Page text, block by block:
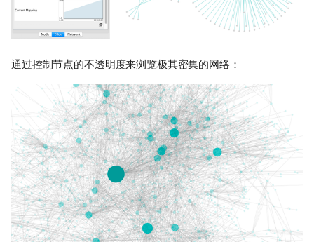
通过控制节点的不透明度来浏览极其密集的网络：